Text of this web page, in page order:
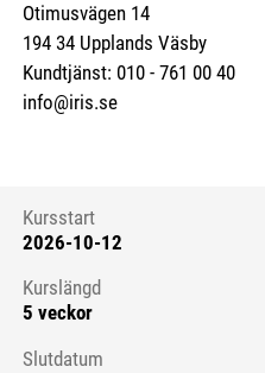
Otimusvägen 14
194 34 Upplands Väsby
Kundtjänst: 010 - 761 00 40
info@iris.se
Kursstart 6109564
Kursstart
2026-10-12
Kurslängd
5 veckor
Slutdatum